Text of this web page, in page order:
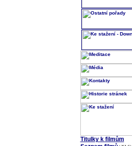
Titulky k filmům